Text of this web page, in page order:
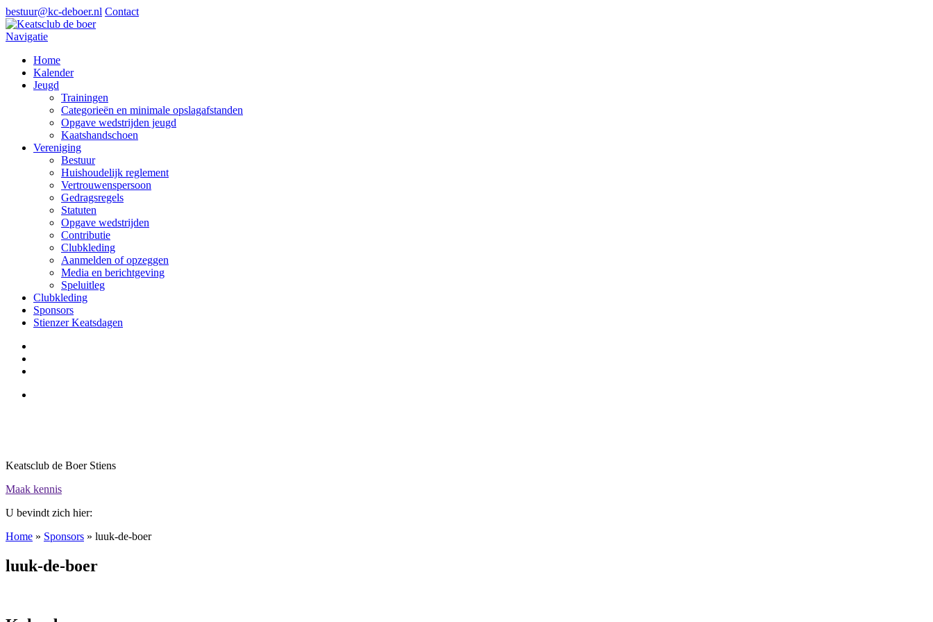
bestuur@kc-deboer.nl Contact
Navigatie
Home
Kalender
Jeugd
Trainingen
Categorieën en minimale opslagafstanden
Opgave wedstrijden jeugd
Kaatshandschoen
Vereniging
Bestuur
Huishoudelijk reglement
Vertrouwenspersoon
Gedragsregels
Statuten
Opgave wedstrijden
Contributie
Clubkleding
Aanmelden of opzeggen
Media en berichtgeving
Speluitleg
Clubkleding
Sponsors
Stienzer Keatsdagen
Keatsclub de Boer Stiens
Maak kennis
U bevindt zich hier:
Home » Sponsors » luuk-de-boer
luuk-de-boer